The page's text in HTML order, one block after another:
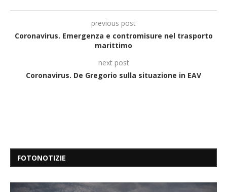
previous post
Coronavirus. Emergenza e contromisure nel trasporto
marittimo
next post
Coronavirus. De Gregorio sulla situazione in EAV
FOTONOTIZIE